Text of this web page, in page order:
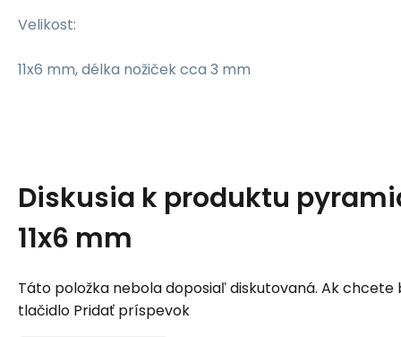
Velikost:
11x6 mm, délka nožiček cca 3 mm
Diskusia k produktu
11x6 mm
Táto položka nebola doposiaľ diskutovaná. Ak chcete
tlačidlo Pridať príspevok